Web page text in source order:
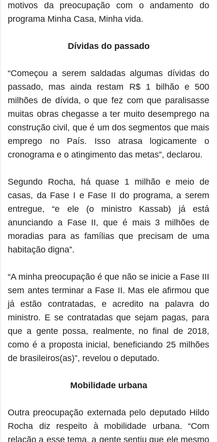
motivos da preocupação com o andamento do
programa Minha Casa, Minha vida.
Dívidas do passado
“Começou a serem saldadas algumas dívidas do
passado, mas ainda restam R$ 1 bilhão e 500
milhões de dívida, o que fez com que paralisasse
muitas obras chegasse a ter muito desemprego na
construção civil, que é um dos segmentos que mais
emprego no País. Isso atrasa logicamente o
cronograma e o atingimento das metas”, declarou.
Segundo Rocha, há quase 1 milhão e meio de
casas, da Fase I e Fase II do programa, a serem
entregue, “e ele (o ministro Kassab) já está
anunciando a Fase II, que é mais 3 milhões de
moradias para as famílias que precisam de uma
habitação digna”.
“A minha preocupação é que não se inicie a Fase III
sem antes terminar a Fase II. Mas ele afirmou que
já estão contratadas, e acredito na palavra do
ministro. E se contratadas que sejam pagas, para
que a gente possa, realmente, no final de 2018,
como é a proposta inicial, beneficiando 25 milhões
de brasileiros(as)”, revelou o deputado.
Mobilidade urbana
Outra preocupação externada pelo deputado Hildo
Rocha diz respeito à mobilidade urbana. “Com
relação a esse tema, a gente sentiu que ele mesmo